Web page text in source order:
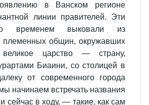
в Ванском регионе
линии правителей. Эти
временем выковали из
племенных общин, окружавших
царство — страну,
Биаини, со столицей в
от современного города
начинаем встречать названия
сейчас в ходу, — такие, как сам